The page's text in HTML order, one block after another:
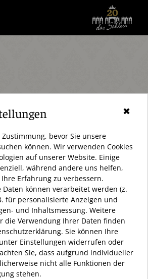
GESCHLOSSEN (KEINE ANGABEN)
ÖFFNUNGSZEITEN:
– SAMSTAG 10:00 – 20:00 UHR
bevor Sie unsere
können. Wir verwenden Cookies
auf unserer Website. Einige
während andere uns helfen,
Erfahrung zu verbessern.
Daten können verarbeitet werden (z.
für personalisierte Anzeigen und
und Inhaltsmessung. Weitere
die Verwendung Ihrer Daten finden
Sie können Ihre
Einstellungen widerrufen oder
Sie, dass aufgrund individueller
nicht alle Funktionen der
stehen.
✖